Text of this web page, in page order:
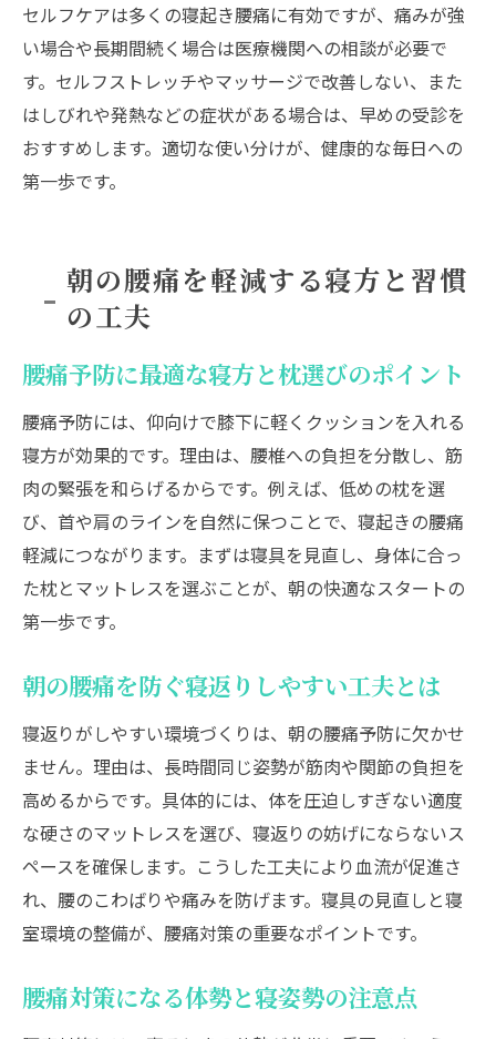
セルフケアは多くの寝起き腰痛に有効ですが、痛みが強
い場合や長期間続く場合は医療機関への相談が必要で
す。セルフストレッチやマッサージで改善しない、また
はしびれや発熱などの症状がある場合は、早めの受診を
おすすめします。適切な使い分けが、健康的な毎日への
第一歩です。
朝の腰痛を軽減する寝方と習慣
の工夫
腰痛予防に最適な寝方と枕選びのポイント
腰痛予防には、仰向けで膝下に軽くクッションを入れる
寝方が効果的です。理由は、腰椎への負担を分散し、筋
肉の緊張を和らげるからです。例えば、低めの枕を選
び、首や肩のラインを自然に保つことで、寝起きの腰痛
軽減につながります。まずは寝具を見直し、身体に合っ
た枕とマットレスを選ぶことが、朝の快適なスタートの
第一歩です。
朝の腰痛を防ぐ寝返りしやすい工夫とは
寝返りがしやすい環境づくりは、朝の腰痛予防に欠かせ
ません。理由は、長時間同じ姿勢が筋肉や関節の負担を
高めるからです。具体的には、体を圧迫しすぎない適度
な硬さのマットレスを選び、寝返りの妨げにならないス
ペースを確保します。こうした工夫により血流が促進さ
れ、腰のこわばりや痛みを防げます。寝具の見直しと寝
室環境の整備が、腰痛対策の重要なポイントです。
腰痛対策になる体勢と寝姿勢の注意点